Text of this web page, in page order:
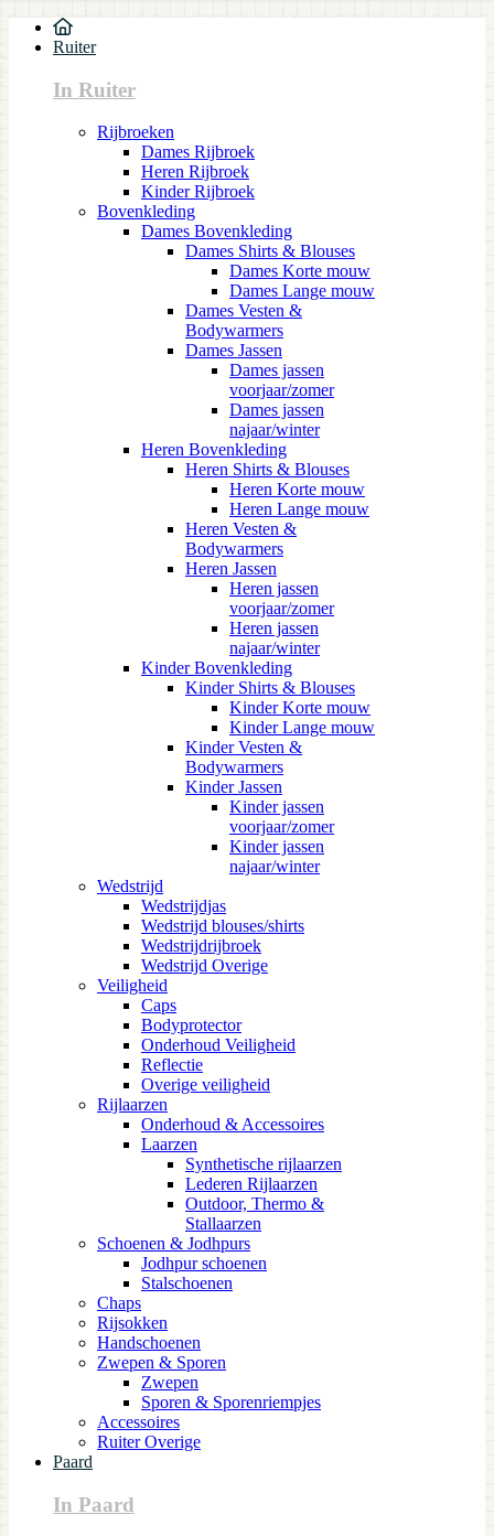
Ruiter
In Ruiter
Rijbroeken
Dames Rijbroek
Heren Rijbroek
Kinder Rijbroek
Bovenkleding
Dames Bovenkleding
Dames Shirts & Blouses
Dames Korte mouw
Dames Lange mouw
Dames Vesten &
Bodywarmers
Dames Jassen
Dames jassen
voorjaar/zomer
Dames jassen
najaar/winter
Heren Bovenkleding
Heren Shirts & Blouses
Heren Korte mouw
Heren Lange mouw
Heren Vesten &
Bodywarmers
Heren Jassen
Heren jassen
voorjaar/zomer
Heren jassen
najaar/winter
Kinder Bovenkleding
Kinder Shirts & Blouses
Kinder Korte mouw
Kinder Lange mouw
Kinder Vesten &
Bodywarmers
Kinder Jassen
Kinder jassen
voorjaar/zomer
Kinder jassen
najaar/winter
Wedstrijd
Wedstrijdjas
Wedstrijd blouses/shirts
Wedstrijdrijbroek
Wedstrijd Overige
Veiligheid
Caps
Bodyprotector
Onderhoud Veiligheid
Reflectie
Overige veiligheid
Rijlaarzen
Onderhoud & Accessoires
Laarzen
Synthetische rijlaarzen
Lederen Rijlaarzen
Outdoor, Thermo &
Stallaarzen
Schoenen & Jodhpurs
Jodhpur schoenen
Stalschoenen
Chaps
Rijsokken
Handschoenen
Zwepen & Sporen
Zwepen
Sporen & Sporenriempjes
Accessoires
Ruiter Overige
Paard
In Paard